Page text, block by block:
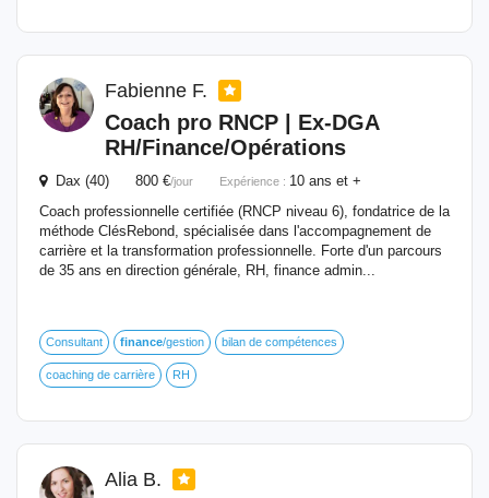
Fabienne F.
Coach pro RNCP | Ex-DGA
RH/Finance/Opérations
Dax (40) 800 €/jour Expérience : 10 ans et +
Coach professionnelle certifiée (RNCP niveau 6), fondatrice de la
méthode ClésRebond, spécialisée dans l'accompagnement de
carrière et la transformation professionnelle. Forte d'un parcours
de 35 ans en direction générale, RH, finance admin...
Consultant finance/gestion bilan de compétences
coaching de carrière RH
Alia B.